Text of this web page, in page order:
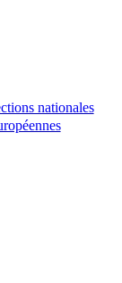
nationales